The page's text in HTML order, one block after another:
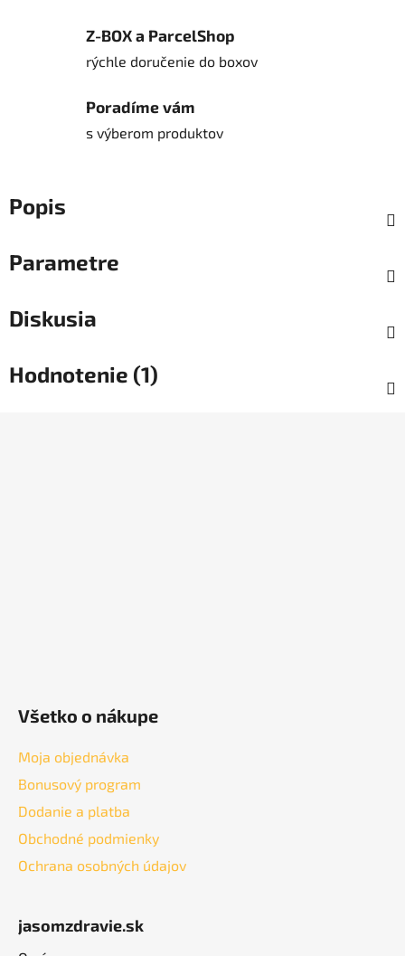
Z-BOX a ParcelShop
rýchle doručenie do boxov
Poradíme vám
s výberom produktov
Popis
Parametre
Diskusia
Hodnotenie (1)
Všetko o nákupe
Moja objednávka
Bonusový program
Dodanie a platba
Obchodné podmienky
Ochrana osobných údajov
jasomzdravie.sk